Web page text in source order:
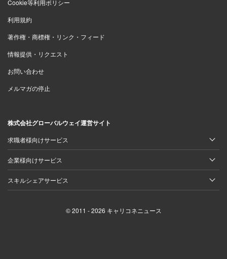
Cookie等利用ポリシー
利用規約
著作権・商標権・リンク・フィード
情報提供・リクエスト
お問い合わせ
メルマガの停止
株式会社グローバルウェイ運営サイト
求職者様向けサービス
企業様向けサービス
スキルシェアサービス
© 2011 - 2026 キャリコネニュース